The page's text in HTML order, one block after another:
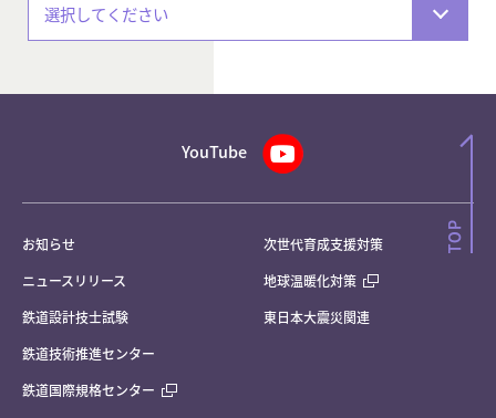
選択してください
YouTube
お知らせ
ニュースリリース
鉄道設計技士試験
鉄道技術推進センター
鉄道国際規格センター
次世代育成支援対策
地球温暖化対策
東日本大震災関連